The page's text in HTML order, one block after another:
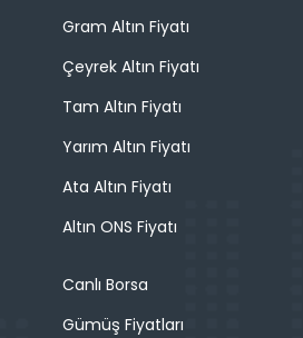
Gram Altın Fiyatı
Çeyrek Altın Fiyatı
Tam Altın Fiyatı
Yarım Altın Fiyatı
Ata Altın Fiyatı
Altın ONS Fiyatı
Canlı Borsa
Gümüş Fiyatları